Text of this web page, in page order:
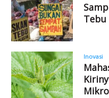
Tebu
Inovasi